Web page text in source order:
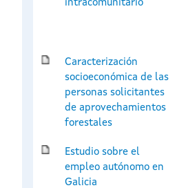
intracomunitario
Caracterización
socioeconómica de las
personas solicitantes
de aprovechamientos
forestales
Estudio sobre el
empleo autónomo en
Galicia